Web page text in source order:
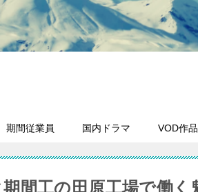
期間従業員 国内ドラマ VOD作品
期間工の田原工場で働